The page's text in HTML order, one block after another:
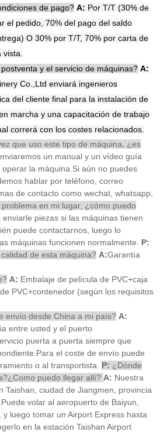
de pago? A: Por T/T (30% de
el pedido, 70% del pago del saldo
O 30% por T/T, 70% por carta de
y el servicio de máquinas? A:
Co.,Ltd enviará ingenieros
del cliente final para la instalación de
marcha y una capacitación de trabajo
correrá con los costes relacionados.
que uso este tipo de máquina, ¿es
un manual y un vídeo guía
la máquina.Si aún no puedes
hablar por teléfono, correo
de contacto como wechat, whatsapp,
en mi lugar, ¿cómo puedo
enviarle piezas si las máquinas tienen
puede contactarnos, luego lo
máquinas funcionen normalmente. P:
de esta máquina? A:Garantía
A: Embalaje de película de PVC+caja
PVC+contenedor (según los requisitos
envío desde China a mi país? A:
entre usted y el puerto
puerta a puerta siempre que
el coste de envío puede
o al transportista. P: ¿Dónde
puedo llegar allí? A: Nuestra
Taishan, ciudad de Jiangmen, provincia
volar al aeropuerto de Baiyun,
luego tomar un Airport Express hasta
en la estación Taishan Airport